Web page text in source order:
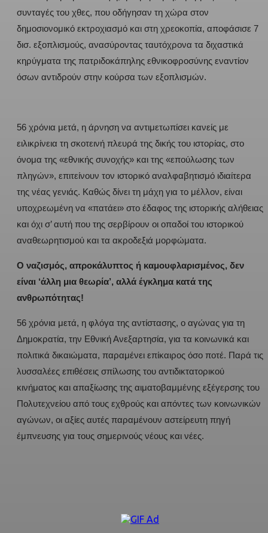
συνταγές του χθες, που οδήγησαν τη χώρα στον
δημοσιονομικό εκτροχιασμό και στη χρεοκοπία, αποφάσισε 7
δισ. εξοπλισμούς, ανασύροντας ταυτόχρονα τα διχαστικά
κηρύγματα της πατριδοκάπηλης εθνικοφροσύνης εναντίον
όσων αντιδρούν στην κούρσα των εξοπλισμών.
56 χρόνια μετά, η άρνηση να αντιμετωπίσει κανείς με
ειλικρίνεια τη σκοτεινή πλευρά της δικής του ιστορίας, στο
όνομα της «εθνικής συνοχής» και της «επούλωσης των
πληγών», επιτείνουν τον ιστορικό αναλφαβητισμό ιδιαίτερα
της νέας γενιάς. Καθώς δίνει τη μάχη για το μέλλον, είναι
υποχρεωμένη να «πατάει» στο έδαφος της ιστορικής αλήθειας
και όχι σ’ αυτή που της σερβίρουν οι οπαδοί του ιστορικού
αναθεωρητισμού και τα ακροδεξιά μορφώματα.
Ο ναζισμός, απροκάλυπτος ή καμουφλαρισμένος, δεν
είναι ‘άλλη μια θεωρία’, αλλά έγκλημα κατά της
ανθρωπότητας!
56 χρόνια μετά, η φλόγα της αντίστασης, ο αγώνας για τη
Δημοκρατία, την Εθνική Ανεξαρτησία, για τα κοινωνικά και
πολιτικά δικαιώματα, παραμένει επίκαιρος όσο ποτέ. Παρά τις
λυσσαλέες επιθέσεις σπίλωσης του αντιδικτατορικού
κινήματος και απαξίωσης της αιματοβαμμένης εξέγερσης του
Πολυτεχνείου από τους εχθρούς και απόντες των κοινωνικών
αγώνων, οι αξίες αυτές παραμένουν αστείρευτη πηγή
έμπνευσης για τους σημερινούς νέους και νέες.